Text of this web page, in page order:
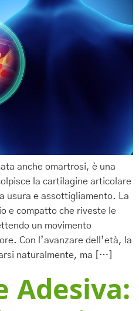
anche omartrosi, è una
la cartilagine articolare
usura e assottigliamento. La
e compatto che riveste le
un movimento
Con l’avanzare dell’età, la
naturalmente, ma […]
Adesiva: